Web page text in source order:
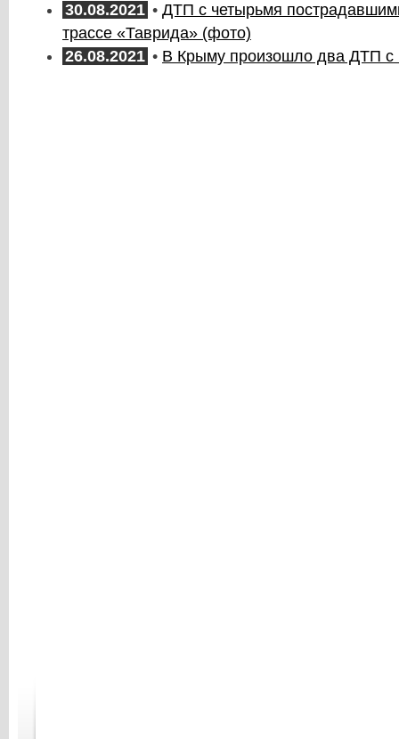
30.08.2021 • ДТП с четырьмя
трассе «Таврида» (фото)
26.08.2021 • В Крыму произошло два ДТП с